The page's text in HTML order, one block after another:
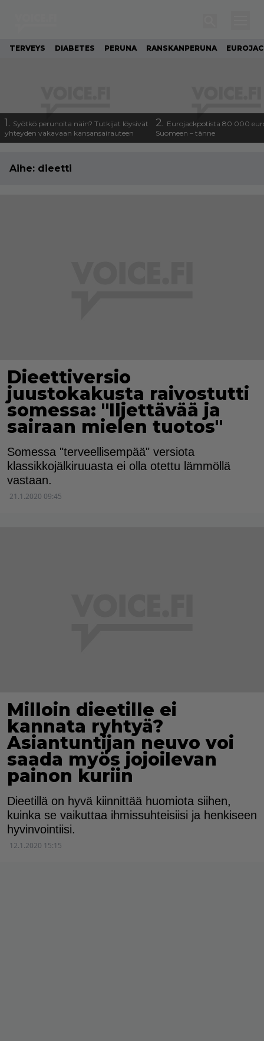
TERVEYS DIABETES PERUNA RANSKANPERUNA
1. Syötkö perunoita näin? Tutkijat löysivät
yhteyden vakavaan kansansairauteen
2. Eurojackpotista 80 000
Suomeen – tänne
Aihe: dieetti
Dieettiversio
juustokakusta raivostutti
somessa: "Iljettävää ja
sairaan mielen tuotos"
Somessa "terveellisempää" versiota
klassikkojälkiruuasta ei olla otettu lämmöllä
vastaan.
21.1.2020 09:45
Milloin dieetille ei
kannata ryhtyä?
Asiantuntijan neuvo voi
saada myös jojoilevan
painon kuriin
Dieetillä on hyvä kiinnittää huomiota siihen,
kuinka se vaikuttaa ihmissuhteisiisi ja henkiseen
hyvinvointiisi.
12.1.2020 15:15